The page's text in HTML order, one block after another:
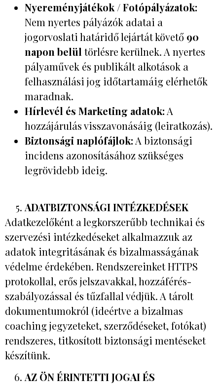
Nyereményjátékok / Fotópályázatok:
Nem nyertes pályázók adatai a
jogorvoslati határidő lejártát követő 90
napon belültörlésre kerülnek. A nyertes
pályaművek és publikált alkotások a
felhasználási jog időtartamáig elérhetők
maradnak.
Hírlevél és Marketing adatok:A
hozzájárulás visszavonásáig (leiratkozás).
Biztonsági naplófájlok:A biztonsági
incidens azonosításához szükséges
legrövidebb ideig.
ADATBIZTONSÁGI INTÉZKEDÉSEK
Adatkezelőként a legkorszerűbb technikai és
szervezési intézkedéseket alkalmazzuk az
adatok integritásának és bizalmasságának
védelme érdekében. Rendszereinket HTTPS
protokollal, erős jelszavakkal, hozzáférés-
szabályozással és tűzfallal védjük. A tárolt
dokumentumokról (ideértve a bizalmas
coaching jegyzeteket, szerződéseket, fotókat)
rendszeres, titkosított biztonsági mentéseket
készítünk.
AZ ÖN ÉRINTETTI JOGAI ÉS